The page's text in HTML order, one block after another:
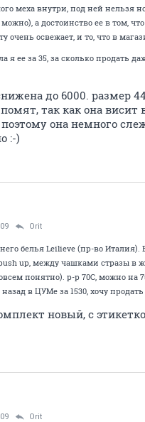
меха внутри, под ней нельзя
а достоинство ее в том,
очень освежает, и то, что в
я ее за 35, за сколько продать
до 6000. размер
так как она висит
она немного
:-)
Orit
белья Leilieve (пр-во Италия).
up, между чашками стразы в
понятно). р-р 70С, можно на
в ЦУМе за 1530, хочу продать
новый, с
Orit